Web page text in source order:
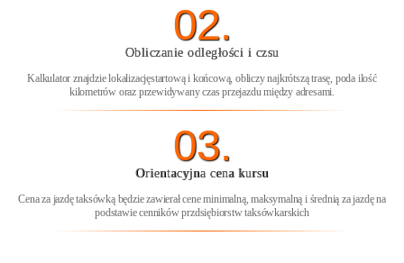
02.
Obliczanie odległości i czsu
Kalkulator znajdzie lokalizacjęstartową i końcową, obliczy najkrótszą trasę, poda ilość
kilometrów oraz przewidywany czas przejazdu między adresami.
03.
Orientacyjna cena kursu
Cena za jazdę taksówką będzie zawierał cene minimalną, maksymalną i średnią za jazdę na
podstawie cenników przdsiębiorstw taksówkarskich